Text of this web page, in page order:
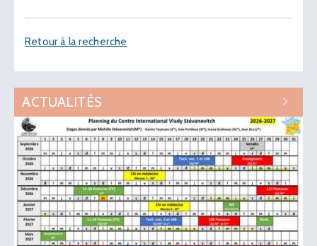
Retour à la recherche
ACTUALITÉS